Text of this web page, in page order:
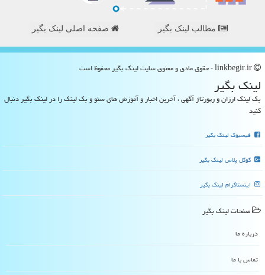
مطالب لینک بگیر صفحه اصلی لینک بگیر
لینك بگیر
بک لینک ارزان و رپورتاژ آگهی ، آخرین اخبار و آموزش های سئو و بک لینک را در لینک بگیر دنبال
کنید
فیسبوک لینک بگیر
گوگل پلاس لینک بگیر
اینستاگرام لینک بگیر
صفحات لینك بگیر
درباره ما
تماس با ما